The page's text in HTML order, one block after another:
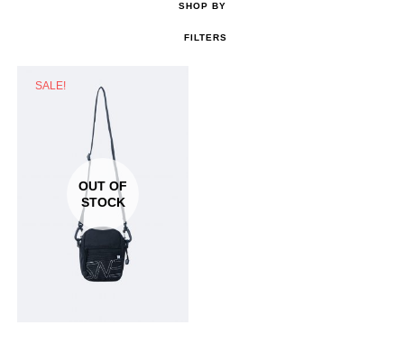
SHOP BY
FILTERS
SALE!
OUT OF
STOCK